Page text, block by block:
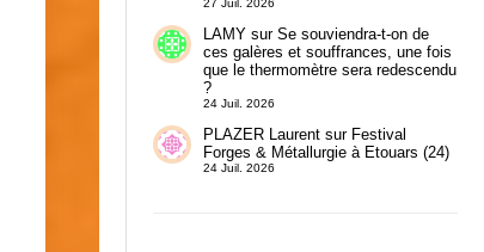
27 Juil. 2026
LAMYsur Se souviendra-t-on de
ces galères et souffrances, une fois
que le thermomètre sera redescendu
?
24 Juil. 2026
PLAZER Laurentsur Festival
Forges & Métallurgie à Etouars (24)
24 Juil. 2026